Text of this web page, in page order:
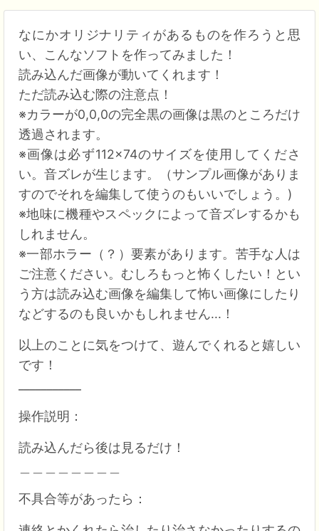
なにかオリジナリティがあるものを作ろうと思
い、こんなソフトを作ってみました！
読み込んだ画像が動いてくれます！
ただ読み込む際の注意点！
※カラーが0,0,0の完全黒の画像は黒のところだけ
透過されます。
※画像は必ず112×74のサイズを使用してくださ
い。音ズレが生じます。（サンプル画像がありま
すのでそれを編集して使うのもいいでしょう。)
※地味に機種やスペックによって音ズレするかも
しれません。
※一部ホラー（？）要素があります。苦手な人は
ご注意ください。むしろもっと怖くしたい！とい
う方は読み込む画像を編集して怖い画像にしたり
などするのも良いかもしれません...！
以上のことに気をつけて、遊んでくれると嬉しい
です！
操作説明：
読み込んだら後は見るだけ！
不具合等があったら：